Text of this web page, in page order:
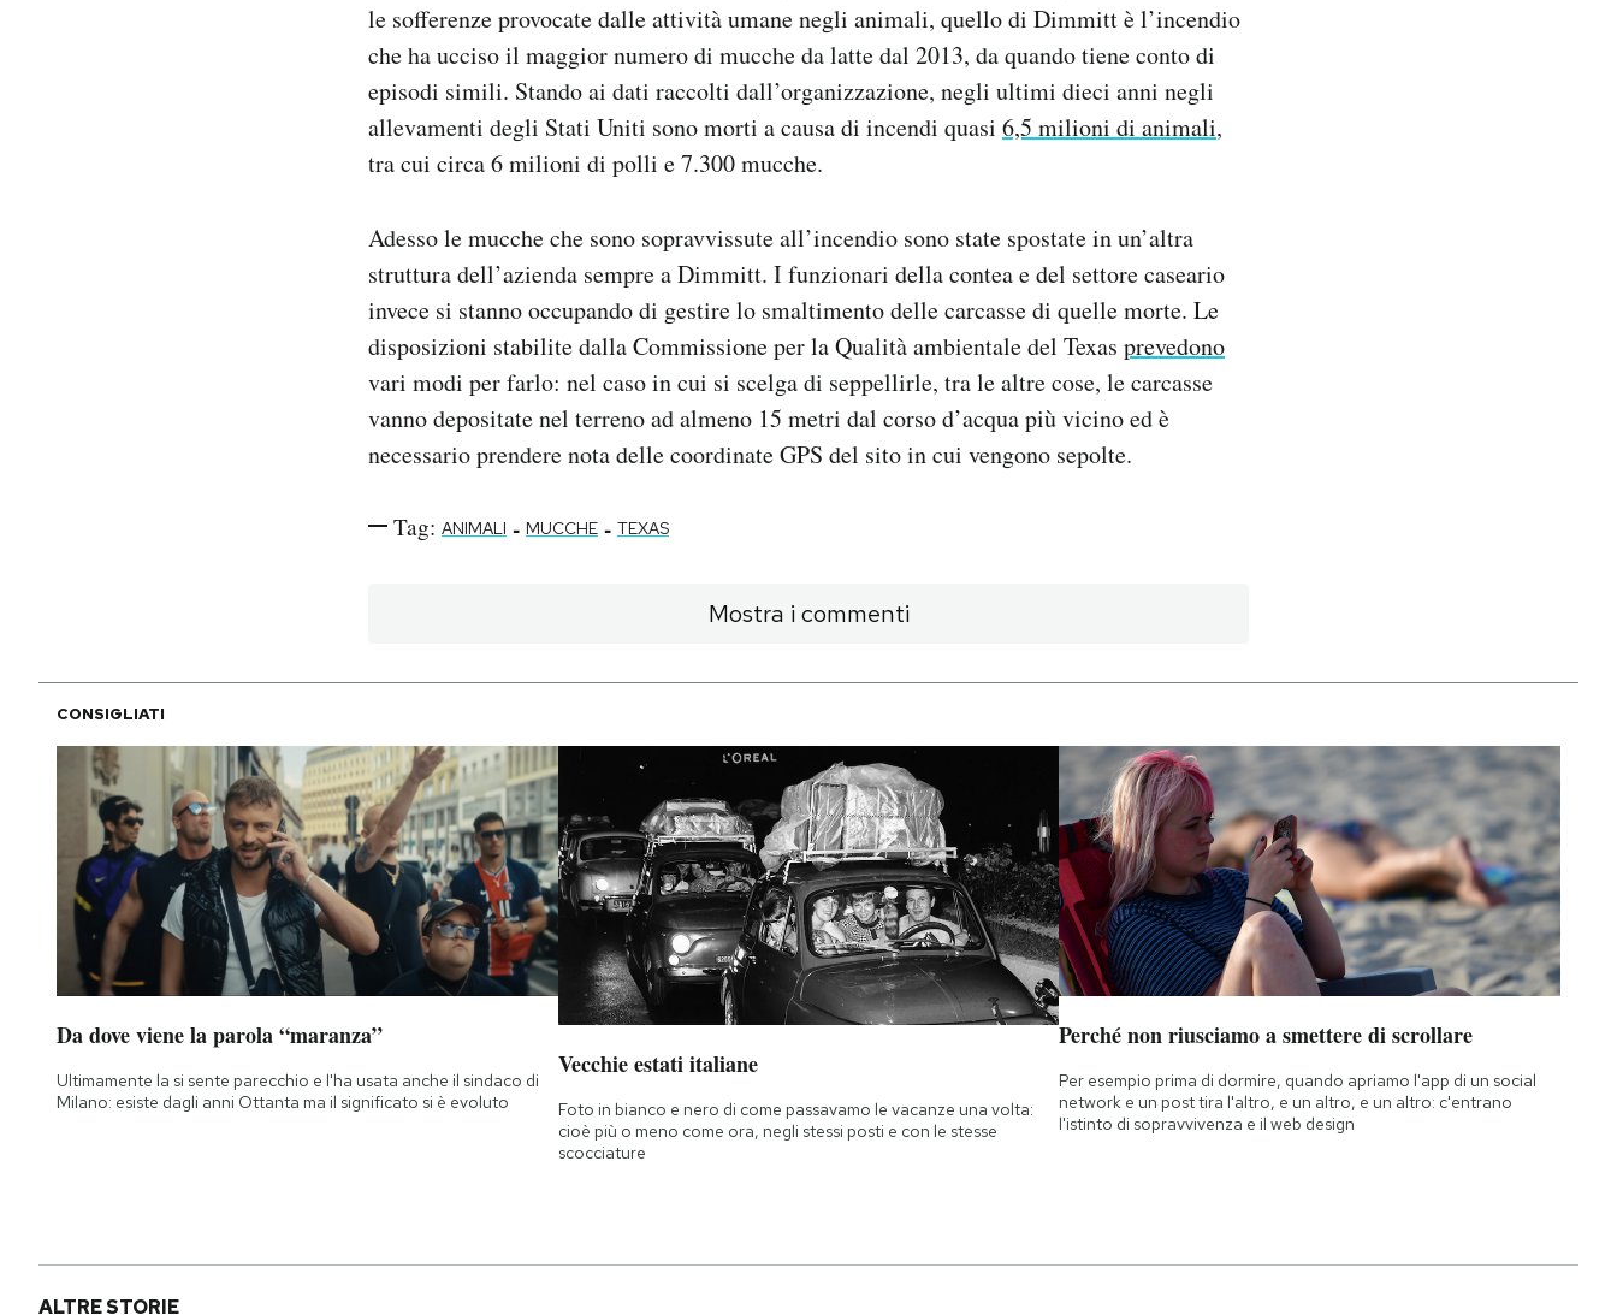
le sofferenze provocate dalle attività umane negli animali, quello di Dimmitt è l’incendio
che ha ucciso il maggior numero di mucche da latte dal 2013, da quando tiene conto di
episodi simili. Stando ai dati raccolti dall’organizzazione, negli ultimi dieci anni negli
allevamenti degli Stati Uniti sono morti a causa di incendi quasi 6,5 milioni di animali,
tra cui circa 6 milioni di polli e 7.300 mucche.
Adesso le mucche che sono sopravvissute all’incendio sono state spostate in un’altra
struttura dell’azienda sempre a Dimmitt. I funzionari della contea e del settore caseario
invece si stanno occupando di gestire lo smaltimento delle carcasse di quelle morte. Le
disposizioni stabilite dalla Commissione per la Qualità ambientale del Texas prevedono
vari modi per farlo: nel caso in cui si scelga di seppellirle, tra le altre cose, le carcasse
vanno depositate nel terreno ad almeno 15 metri dal corso d’acqua più vicino ed è
necessario prendere nota delle coordinate GPS del sito in cui vengono sepolte.
Tag: ANIMALI - MUCCHE - TEXAS
Mostra i commenti
CONSIGLIATI
Da dove viene la parola “maranza”
Ultimamente la si sente parecchio e l'ha usata anche il sindaco di
Milano: esiste dagli anni Ottanta ma il significato si è evoluto
Vecchie estati italiane
Foto in bianco e nero di come passavamo le vacanze una volta:
cioè più o meno come ora, negli stessi posti e con le stesse
scocciature
Perché non riusciamo a smettere di scrollare
Per esempio prima di dormire, quando apriamo l'app di un social
network e un post tira l'altro, e un altro, e un altro: c'entrano
l'istinto di sopravvivenza e il web design
ALTRE STORIE